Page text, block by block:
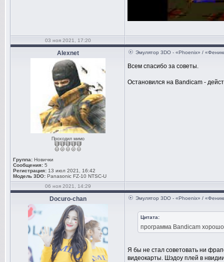
03 ноя 2021, 17:20
Alexnet
Проходил мимо
Группа: Новички
Сообщения: 5
Регистрация: 13 июл 2021, 16:42
Модель 3DO: Panasonic FZ-10 NTSC-U
Эмулятор 3DO - «Phoenix» /
Всем спасибо за советы.
Остановился на Bandicam -
06 ноя 2021, 14:29
Docuro-chan Эмулятор 3DO - «Phoenix» /
Цитата:
программа Bandicam
Я бы не стал советовать ни
видеокарты. Шэдоу плей в